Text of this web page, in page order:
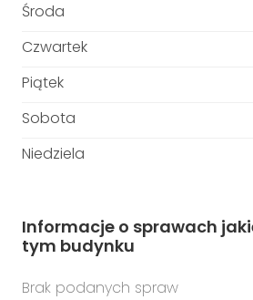
Środa
Czwartek
Piątek
Sobota
Niedziela
Informacje o sprawach
tym budynku
Brak podanych spraw